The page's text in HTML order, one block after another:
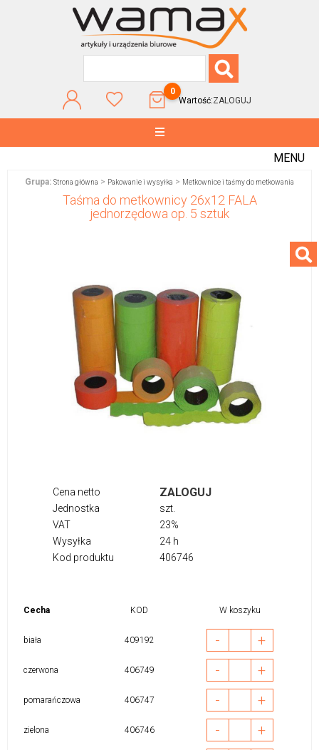
0
Wartość:ZALOGUJ
MENU
Grupa: Strona główna > Pakowanie i wysyłka > Metkownice i taśmy do metkowania
Taśma do metkownicy 26x12 FALA
jednorzędowa op. 5 sztuk
Cena netto ZALOGUJ
Jednostka
szt.
VAT
23%
Wysyłka
24 h
Kod produktu
406746
Cecha KOD W koszyku
biała 409192 - +
czerwona 406749 - +
pomarańczowa 406747 - +
zielona 406746 - +